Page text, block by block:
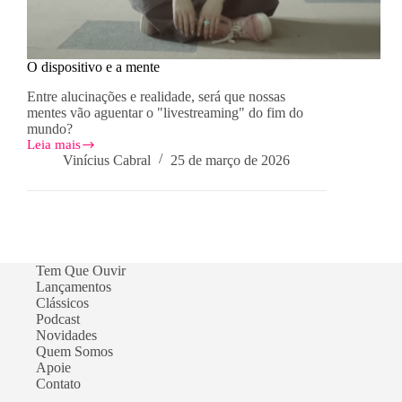
O dispositivo e a mente
Entre alucinações e realidade, será que nossas
mentes vão aguentar o "livestreaming" do fim do
mundo?
Leia mais
O
dispositivoVinícius Cabral 25 de março de 2026
Tem Que Ouvir
Lançamentos
Clássicos
Podcast
Novidades
Quem Somos
Apoie
Contato